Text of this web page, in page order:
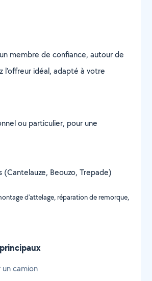
membre de confiance, autour de
l'offreur idéal, adapté à votre
ou particulier, pour une
Beouzo, Trepade)
d'attelage, réparation de remorque,
un camion